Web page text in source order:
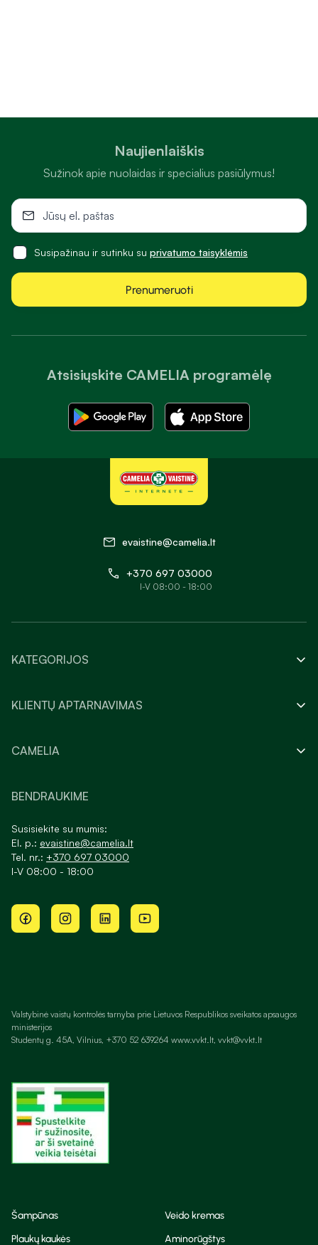
Atsisiųskite CAMELIA programėlę
Naujienlaiškis
Sužinok apie nuolaidas ir specialius pasiūlymus!
Susipažinau ir sutinku su privatumo taisyklėmis
Prenumeruoti
evaistine@camelia.lt
+370 697 03000
I-V 08:00 - 18:00
KATEGORIJOS
KLIENTŲ APTARNAVIMAS
CAMELIA
BENDRAUKIME
Susisiekite su mumis:
El. p.: evaistine@camelia.lt
Tel. nr.: +370 697 03000
I-V 08:00 - 18:00
Valstybinė vaistų kontrolės tarnyba prie Lietuvos Respublikos sveikatos apsaugos
ministerijos
Studentų g. 45A, Vilnius, +370 52 639264 www.vvkt.lt, vvkt@vvkt.lt
Šampūnas
Veido kremas
Plaukų kaukės
Aminorūgštys